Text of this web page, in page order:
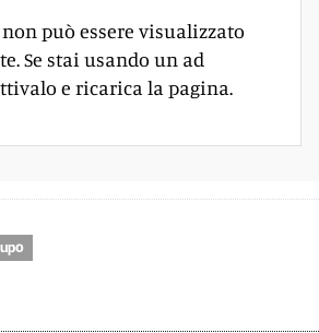
può essere visualizzato
Se stai usando un ad
e ricarica la pagina.